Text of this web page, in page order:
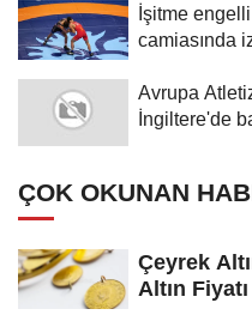
İşitme
camiasında
Avrupa
İngiltere'de
ÇOK OKUNAN
Çeyrek
Altın